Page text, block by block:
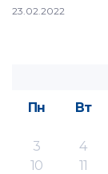
23.02.2022
Пн
Вт
3
4
10
11